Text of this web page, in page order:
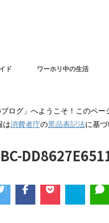
ド ワーホリ中の生活
ログ」へようこそ！このペ
は消費者庁の景品表記法に基づ